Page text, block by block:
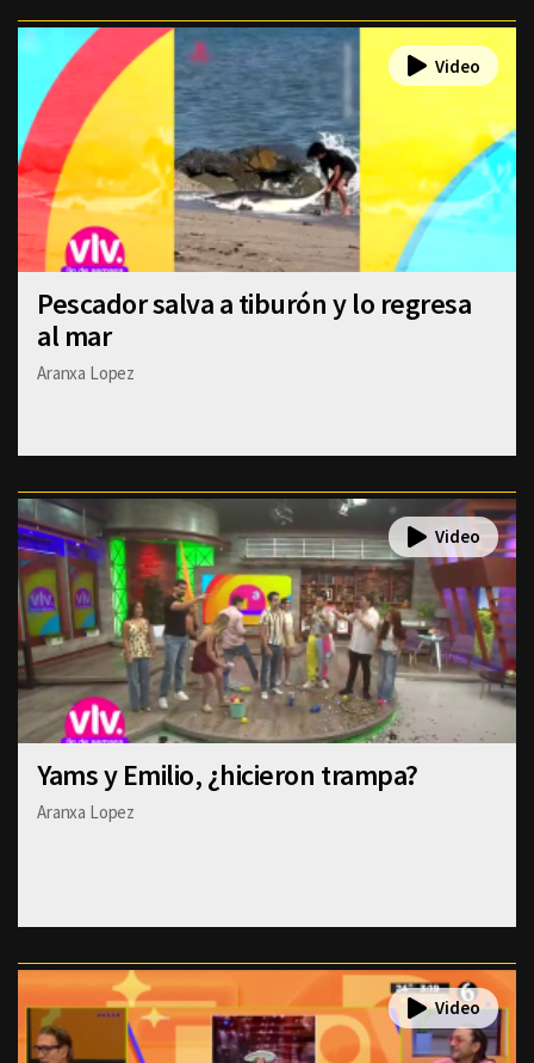
Pescador salva a tiburón y lo regresa
al mar
Aranxa Lopez
Yams y Emilio, ¿hicieron trampa?
Aranxa Lopez